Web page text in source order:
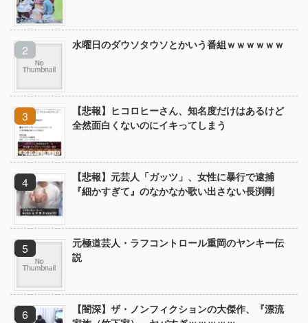
水曜日のダウソタウソとかいう番組ｗｗｗｗｗｗ
【悲報】ヒコロヒーさん、知名度だけはあるけど
全然面白くないのにイキってしまう
【悲報】元芸人「ガッツ」、女性に暴行で逮捕
『細かすぎて』のなかなか歌い出さない長渕剛
元極道芸人・ラフコントロール重岡のヤンキー伝
説
【闇深】ザ・ノンフィクションの大傑作、『漂流